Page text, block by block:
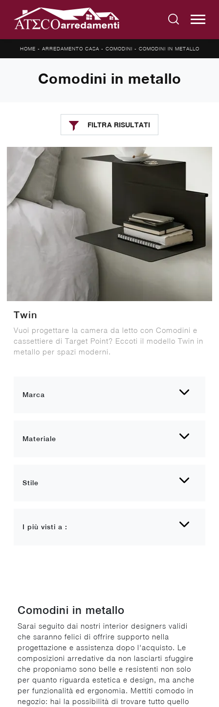
HOME - ARREDAMENTO CASA - COMODINI - COMODINI IN METALLO
Comodini in metallo
Marca
Materiale
Stile
I più visti a :
FILTRA RISULTATI
Twin
Vuoi progettare la camera da letto con Comodini e
cassettiere di Target Point? Eccoti il modello Twin in
metallo per spazi moderni.
Comodini in metallo
Sarai seguito dai nostri interior designers validi
che saranno felici di offrire supporto nella
progettazione e assistenza dopo l'acquisto. Le
composizioni arredative da non lasciarti sfuggire
che proponiamo sono belle e resistenti non solo
per quanto riguarda estetica e design, ma anche
per funzionalità ed ergonomia. Mettiti comodo in
negozio: hai la possibilità di trovare tutto quello